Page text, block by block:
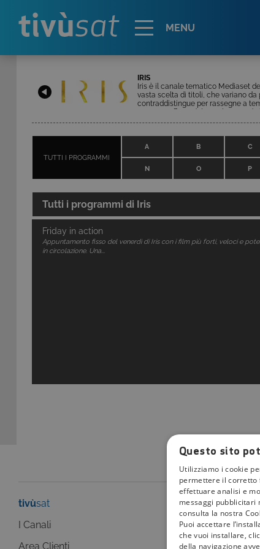
MENU
IRIS
Iris è il canale tematico Mediaset
vasta scelta di titoli, che variano
contraddistingue per rassegne a
pellicole alla settimana. In
TUTTI I PROGRAMMI
A B C
N O P
Tutti i programmi di Iris
Friday in action
Appuntamento fisso del venerdì di Iris con i film più forti, veloci e
in circolazione. Una...
tivùsat
I Canali
Area Clienti
tivùla
I
I canali
Questo sito
Utilizziamo i cookie
permettere il corretto
effettuare analisi e
messaggi pubblicitari
consulta la nostra
Puoi accettare
che vuoi installare,
della navigazione